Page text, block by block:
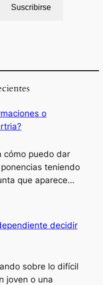
Suscribirse
o
cómo puedo dar
teniendo
que aparece…
decidir
sobre lo difícil
joven o una